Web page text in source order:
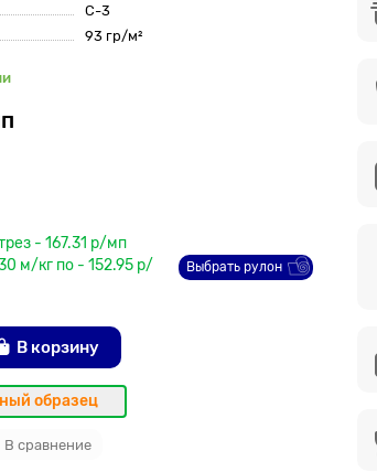
C-3
93 гр/м²
- 167.31 р/мп
м/кг по - 152.95 р/
Выбрать рулон
В корзину
образец
В сравнение